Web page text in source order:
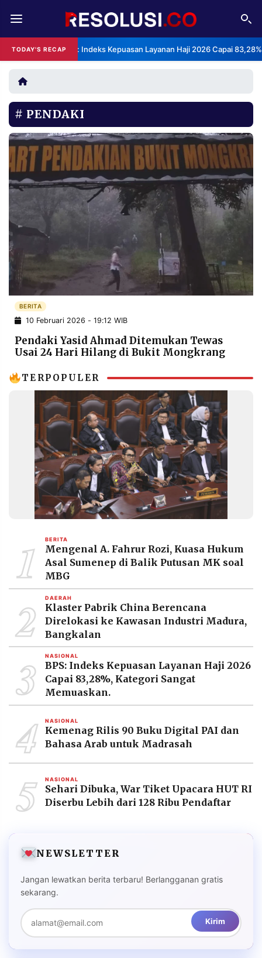
TODAY'S RECAPBPS: Indeks Kepuasan Layanan Haji 2026 Capai
REDAKSI TENTANG
RESOLUSI IKLAN
RUBRIKASI
EDITORIAL AKSARA
FINANSIA PERSONA
DAERAH NASIONAL
MANCA SPORT
INFORMASI
POLICY
BERITA
WARGA
INFORMASI
IKLAN
KIRIM
PENGADUAN TERM
OF
SERVICE
IKUTI
PRAMUDITA
2026
PT.
MEDIA
PRAMUDITA
PENDAKI
BERITA
10 Februari 2026 - 19:12 WIB
Pendaki Yasid Ahmad Ditemukan Tewas
Usai 24 Hari Hilang di Bukit Mongkrang
TERPOPULER
1 BERITA
Mengenal A. Fahrur Rozi, Kuasa Hukum
Asal Sumenep di Balik Putusan MK soal
MBG
2 DAERAH
Klaster Pabrik China Berencana
Direlokasi ke Kawasan Industri Madura,
Bangkalan
3 NASIONAL
BPS: Indeks Kepuasan Layanan Haji 2026
Capai 83,28%, Kategori Sangat
Memuaskan.
4 NASIONAL
Kemenag Rilis 90 Buku Digital PAI dan
Bahasa Arab untuk Madrasah
5 NASIONAL
Sehari Dibuka, War Tiket Upacara HUT RI
Diserbu Lebih dari 128 Ribu Pendaftar
NEWSLETTER
Jangan lewatkan berita terbaru! Berlangganan gratis
sekarang.
Kirim